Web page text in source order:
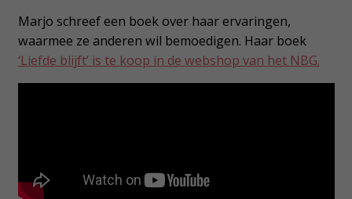
Marjo schreef een boek over haar ervaringen,
waarmee ze anderen wil bemoedigen. Haar boek
‘Liefde blijft’ is te koop in de webshop van het NBG.